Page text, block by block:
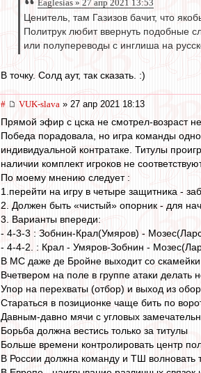
Eaglesias » 27 апр 2021 13:53
Ценитель, там Газизов бачит, что
Политрук любит ввернуть подобные
или полупереводы с инглиша на
В точку. Солд аут, так сказать. :)
# VUK-slava » 27 апр 2021 18:13
Прямой эфир с цска не смотрел-возраст не
Победа порадовала, но игра команды
индивидуальной контратаке. Титулы
наличии комплект игроков не
По моему мнению следует :
1.перейти на игру в четыре защитника -
2. Должен быть «чистый» опорник - для
3. Варианты впереди:
- 4-3-3 : Зобнин-Крал(Умяров) -
- 4-4-2. : Крал - Умяров-Зобнин -
В МС даже де Бройне выходит со скамейки
Вчетвером на поле в группе атаки делать
Упор на перехваты (отбор) и выход из
Стараться в позиционке чаще бить по
Давным-давно мячи с угловых
Борьба должна вестись только за титулы
Больше времени контролировать центр
В России должна команду и ТШ волновать